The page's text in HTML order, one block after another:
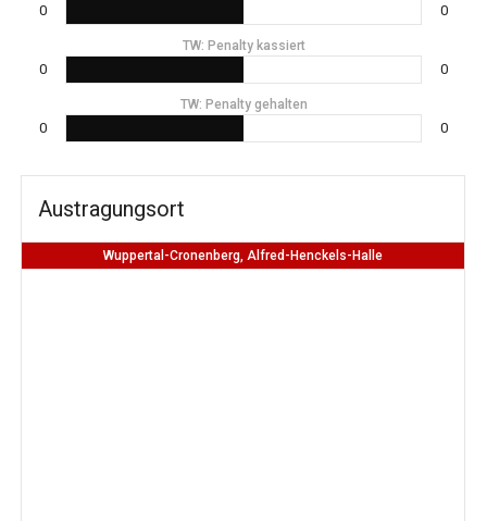
0 0
TW: Penalty kassiert
0 0
TW: Penalty gehalten
0 0
Austragungsort
Wuppertal-Cronenberg, Alfred-Henckels-Halle